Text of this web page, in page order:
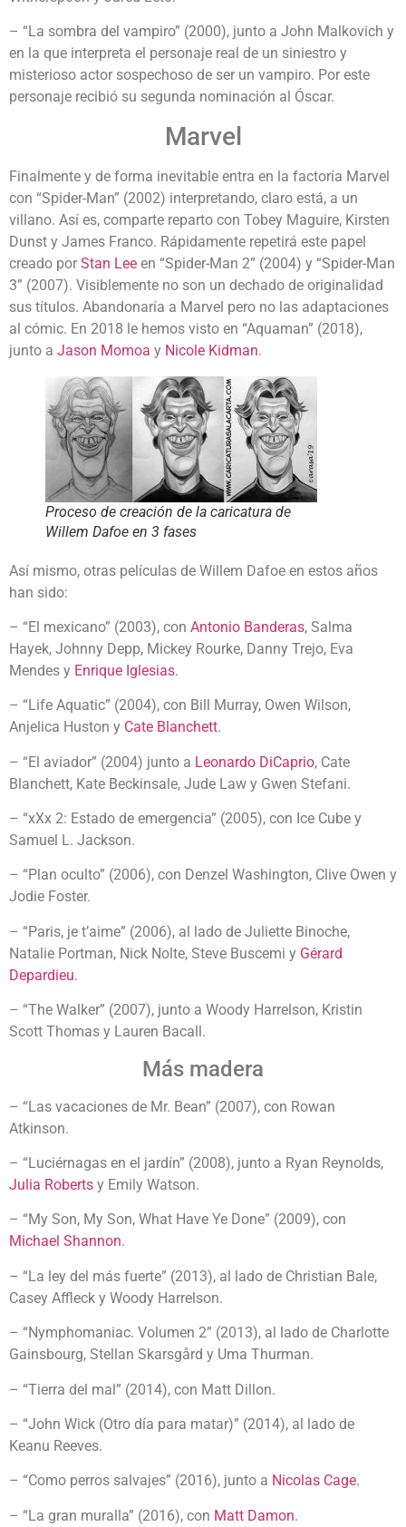
– “La sombra del vampiro” (2000), junto a John Malkovich y
en la que interpreta el personaje real de un siniestro y
misterioso actor sospechoso de ser un vampiro. Por este
personaje recibió su segunda nominación al Óscar.
Marvel
Finalmente y de forma inevitable entra en la factoría Marvel
con “Spider-Man” (2002) interpretando, claro está, a un
villano. Así es, comparte reparto con Tobey Maguire, Kirsten
Dunst y James Franco. Rápidamente repetirá este papel
creado por Stan Lee en “Spider-Man 2” (2004) y “Spider-Man
3” (2007). Visiblemente no son un dechado de originalidad
sus títulos. Abandonaría a Marvel pero no las adaptaciones
al cómic. En 2018 le hemos visto en “Aquaman” (2018),
junto a Jason Momoa y Nicole Kidman.
Proceso de creación de la caricatura de
Willem Dafoe en 3 fases
Así mismo, otras películas de Willem Dafoe en estos años
han sido:
– “El mexicano” (2003), con Antonio Banderas, Salma
Hayek, Johnny Depp, Mickey Rourke, Danny Trejo, Eva
Mendes y Enrique Iglesias.
– “Life Aquatic” (2004), con Bill Murray, Owen Wilson,
Anjelica Huston y Cate Blanchett.
– “El aviador” (2004) junto a Leonardo DiCaprio, Cate
Blanchett, Kate Beckinsale, Jude Law y Gwen Stefani.
– “xXx 2: Estado de emergencia” (2005), con Ice Cube y
Samuel L. Jackson.
– “Plan oculto” (2006), con Denzel Washington, Clive Owen y
Jodie Foster.
– “Paris, je t’aime” (2006), al lado de Juliette Binoche,
Natalie Portman, Nick Nolte, Steve Buscemi y Gérard
Depardieu.
– “The Walker” (2007), junto a Woody Harrelson, Kristin
Scott Thomas y Lauren Bacall.
Más madera
– “Las vacaciones de Mr. Bean” (2007), con Rowan
Atkinson.
– “Luciérnagas en el jardín” (2008), junto a Ryan Reynolds,
Julia Roberts y Emily Watson.
– “My Son, My Son, What Have Ye Done” (2009), con
Michael Shannon.
– “La ley del más fuerte” (2013), al lado de Christian Bale,
Casey Affleck y Woody Harrelson.
– “Nymphomaniac. Volumen 2” (2013), al lado de Charlotte
Gainsbourg, Stellan Skarsgård y Uma Thurman.
– “Tierra del mal” (2014), con Matt Dillon.
– “John Wick (Otro día para matar)” (2014), al lado de
Keanu Reeves.
– “Como perros salvajes” (2016), junto a Nicolas Cage.
– “La gran muralla” (2016), con Matt Damon.